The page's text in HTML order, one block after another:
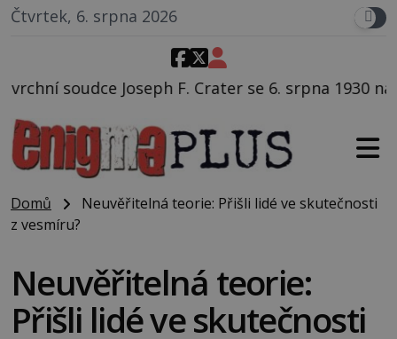
Čtvrtek, 6. srpna 2026
Crater se 6. srpna 1930 navečeří ve své
Domů
Neuvěřitelná teorie: Přišli lidé ve skutečnosti
z vesmíru?
Neuvěřitelná teorie:
Přišli lidé ve skutečnosti